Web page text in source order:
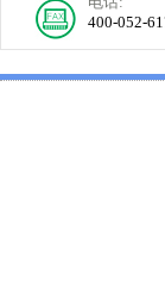
400-052-